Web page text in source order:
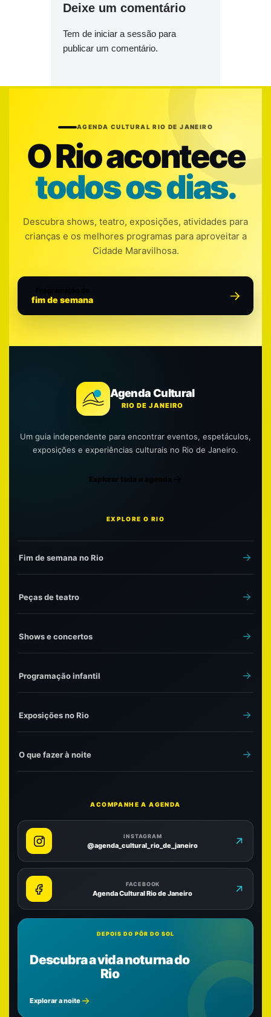
Deixe um comentário
Tem de iniciar a sessão para
publicar um comentário.
AGENDA CULTURAL RIO DE JANEIRO
O Rio acontece
todos os dias.
Descubra shows, teatro, exposições, atividades para
crianças e os melhores programas para aproveitar a
Cidade Maravilhosa.
fim de semana
Agenda Cultural
RIO DE JANEIRO
Um guia independente para encontrar eventos, espetáculos,
exposições e experiências culturais no Rio de Janeiro.
Explorar toda a agenda
EXPLORE O RIO
Fim de semana no Rio
Peças de teatro
Shows e concertos
Programação infantil
Exposições no Rio
O que fazer à noite
ACOMPANHE A AGENDA
INSTAGRAM
@agenda_cultural_rio_de_janeiro
FACEBOOK
Agenda Cultural Rio de Janeiro
DEPOIS DO PÔR DO SOL
Descubra a vida noturna do
Rio
Explorar a noite